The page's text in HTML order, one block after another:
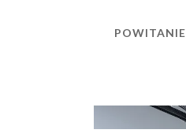
POWITANIE